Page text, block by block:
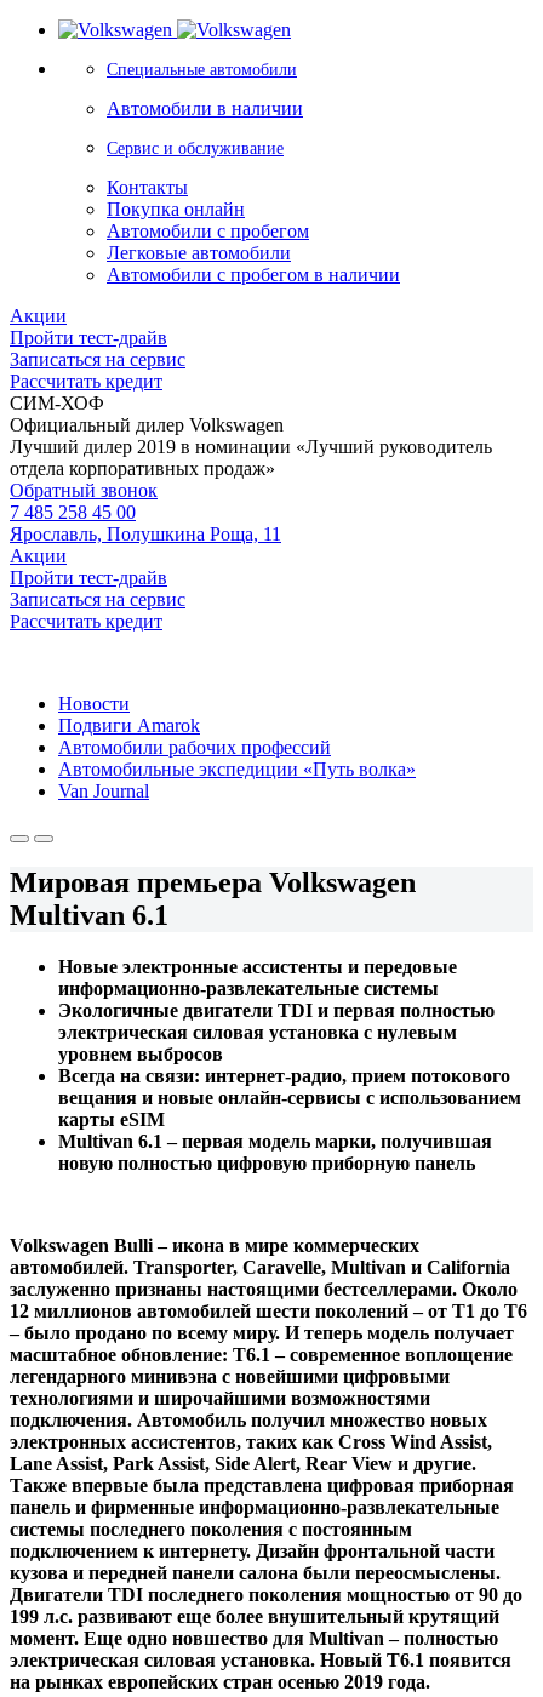
Специальные автомобили
Автомобили в наличии
Сервис и обслуживание
Контакты
Покупка онлайн
Автомобили с пробегом
Легковые автомобили
Автомобили с пробегом в наличии
Акции
Пройти тест-драйв
Записаться на сервис
Рассчитать кредит
СИМ-ХОФ
Официальный дилер Volkswagen
Лучший дилер 2019 в номинации «Лучший руководитель
отдела корпоративных продаж»
Обратный звонок
7 485 258 45 00
Ярославль, Полушкина Роща, 11
Акции
Пройти тест-драйв
Записаться на сервис
Рассчитать кредит
Новости
Подвиги Amarok
Автомобили рабочих профессий
Автомобильные экспедиции «Путь волка»
Van Journal
Мировая премьера Volkswagen
Multivan 6.1
Новые электронные ассистенты и передовые
информационно-развлекательные системы
Экологичные двигатели TDI и первая полностью
электрическая силовая установка с нулевым
уровнем выбросов
Всегда на связи: интернет-радио, прием потокового
вещания и новые онлайн-сервисы с использованием
карты eSIM
Multivan 6.1 – первая модель марки, получившая
новую полностью цифровую приборную панель
Volkswagen Bulli – икона в мире коммерческих
автомобилей. Transporter, Caravelle, Multivan и California
заслуженно признаны настоящими бестселлерами. Около
12 миллионов автомобилей шести поколений – от Т1 до Т6
– было продано по всему миру. И теперь модель получает
масштабное обновление: T6.1 – современное воплощение
легендарного минивэна с новейшими цифровыми
технологиями и широчайшими возможностями
подключения. Автомобиль получил множество новых
электронных ассистентов, таких как Cross Wind Assist,
Lane Assist, Park Assist, Side Alert, Rear View и другие.
Также впервые была представлена цифровая приборная
панель и фирменные информационно-развлекательные
системы последнего поколения с постоянным
подключением к интернету. Дизайн фронтальной части
кузова и передней панели салона были переосмыслены.
Двигатели TDI последнего поколения мощностью от 90 до
199 л.с. развивают еще более внушительный крутящий
момент. Еще одно новшество для Multivan – полностью
электрическая силовая установка. Новый T6.1 появится
на рынках европейских стран осенью 2019 года.